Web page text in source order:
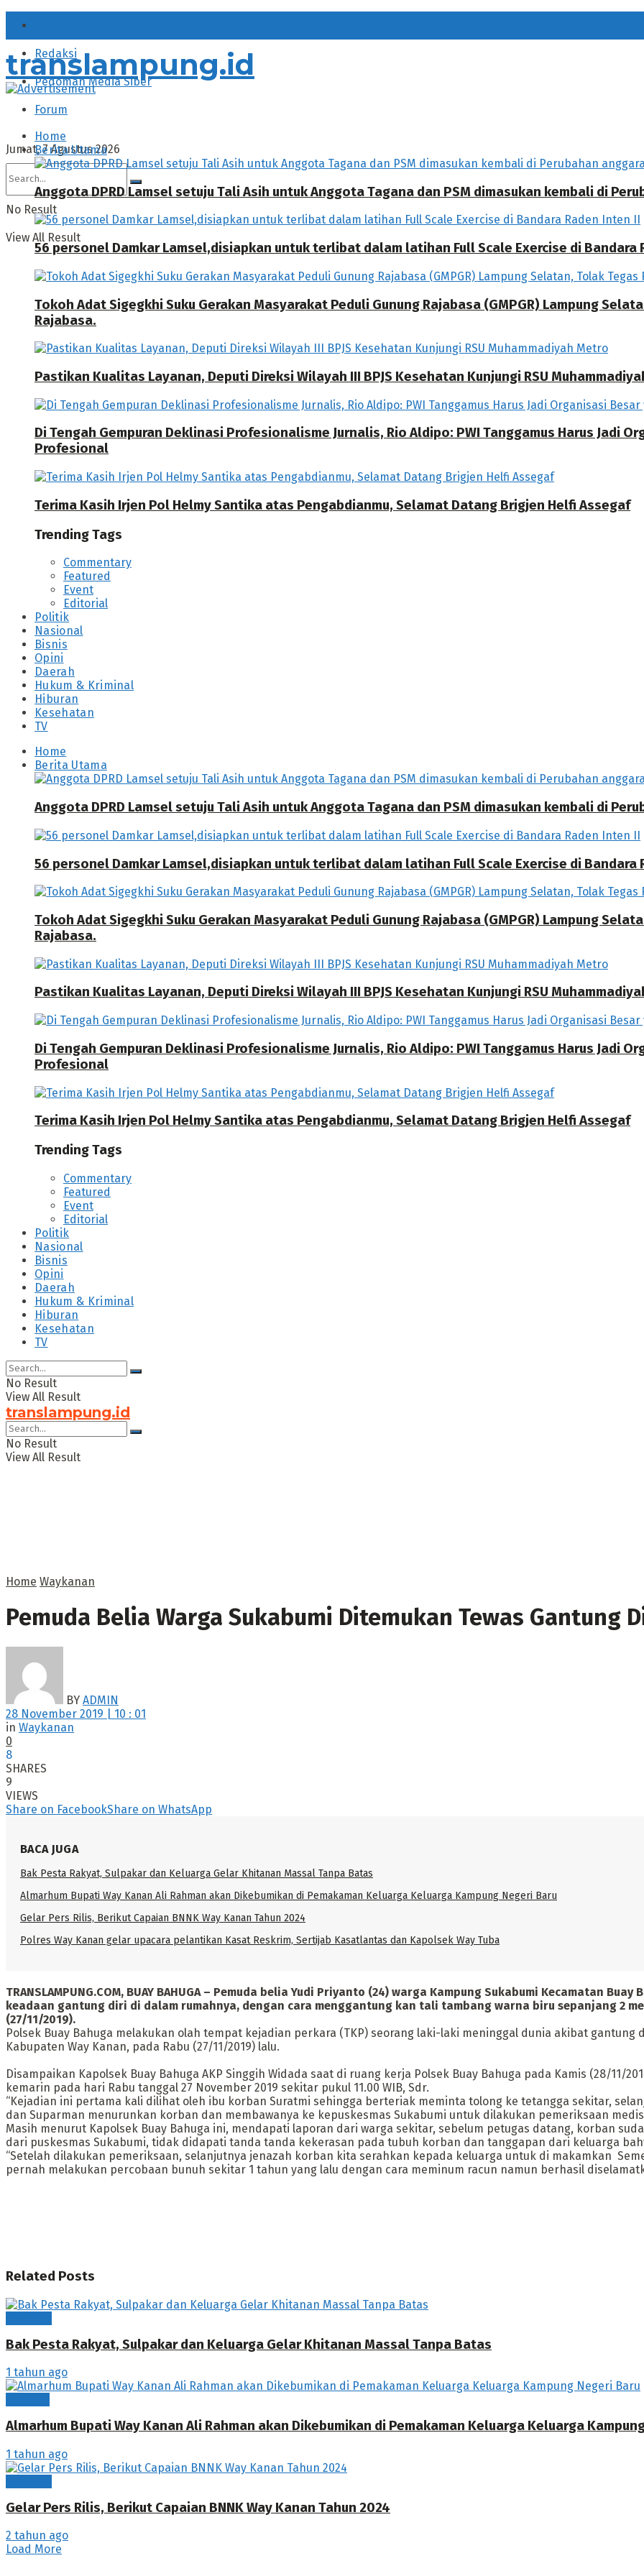
Redaksi
Pedoman Media Siber
Forum
Jumat, 7 Agustus 2026
No Result
View All Result
translampung.id
Home
Berita Utama
Anggota DPRD Lamsel setuju Tali Asih untuk Anggota Tagana dan PSM dimasukan kembali di
56 personel Damkar Lamsel,disiapkan untuk terlibat dalam latihan Full Scale Exercise di Bandara
Tokoh Adat Sigegkhi Suku Gerakan Masyarakat Peduli Gunung Rajabasa (GMPGR) Lampung
Rajabasa.
Pastikan Kualitas Layanan, Deputi Direksi Wilayah III BPJS Kesehatan Kunjungi RSU
Di Tengah Gempuran Deklinasi Profesionalisme Jurnalis, Rio Aldipo: PWI Tanggamus Harus Jadi
Profesional
Terima Kasih Irjen Pol Helmy Santika atas Pengabdianmu, Selamat Datang Brigjen Helfi Assegaf
Trending Tags
Commentary
Featured
Event
Editorial
Politik
Nasional
Bisnis
Opini
Daerah
Hukum & Kriminal
Hiburan
Kesehatan
TV
Home
Berita Utama
Anggota DPRD Lamsel setuju Tali Asih untuk Anggota Tagana dan PSM dimasukan kembali di
56 personel Damkar Lamsel,disiapkan untuk terlibat dalam latihan Full Scale Exercise di Bandara
Tokoh Adat Sigegkhi Suku Gerakan Masyarakat Peduli Gunung Rajabasa (GMPGR) Lampung
Rajabasa.
Pastikan Kualitas Layanan, Deputi Direksi Wilayah III BPJS Kesehatan Kunjungi RSU
Di Tengah Gempuran Deklinasi Profesionalisme Jurnalis, Rio Aldipo: PWI Tanggamus Harus Jadi
Profesional
Terima Kasih Irjen Pol Helmy Santika atas Pengabdianmu, Selamat Datang Brigjen Helfi Assegaf
Trending Tags
Commentary
Featured
Event
Editorial
Politik
Nasional
Bisnis
Opini
Daerah
Hukum & Kriminal
Hiburan
Kesehatan
TV
No Result
View All Result
translampung.id
No Result
View All Result
Home Waykanan
Pemuda Belia Warga Sukabumi Ditemukan Tewas Gantung
BY ADMIN
28 November 2019 | 10 : 01
in Waykanan
0
8
SHARES
9
VIEWS
Share on FacebookShare on WhatsApp
BACA JUGA
Bak Pesta Rakyat, Sulpakar dan Keluarga Gelar Khitanan Massal Tanpa Batas
Almarhum Bupati Way Kanan Ali Rahman akan Dikebumikan di Pemakaman Keluarga Keluarga Kampung Negeri Baru
Gelar Pers Rilis, Berikut Capaian BNNK Way Kanan Tahun 2024
Polres Way Kanan gelar upacara pelantikan Kasat Reskrim, Sertijab Kasatlantas dan Kapolsek Way Tuba
TRANSLAMPUNG.COM, BUAY BAHUGA – Pemuda belia Yudi Priyanto (24) warga Kampung Sukabumi Kecamatan
keadaan gantung diri di dalam rumahnya, dengan cara menggantung kan tali tambang warna biru sepanjang 2
(27/11/2019).
Polsek Buay Bahuga melakukan olah tempat kejadian perkara (TKP) seorang laki-laki meninggal dunia akibat gantung
Kabupaten Way Kanan, pada Rabu (27/11/2019) lalu.
Disampaikan Kapolsek Buay Bahuga AKP Singgih Widada saat di ruang kerja Polsek Buay Bahuga pada Kamis (28/11/
kemarin pada hari Rabu tanggal 27 November 2019 sekitar pukul 11.00 WIB, Sdr.
“Kejadian ini pertama kali dilihat oleh ibu korban Suratmi sehingga berteriak meminta tolong ke tetangga sekitar,
dan Suparman menurunkan korban dan membawanya ke kepuskesmas Sukabumi untuk dilakukan pemeriksaan
Masih menurut Kapolsek Buay Bahuga ini, mendapati laporan dari warga sekitar, sebelum petugas datang, korban
dari puskesmas Sukabumi, tidak didapati tanda tanda kekerasan pada tubuh korban dan tanggapan dari keluarga
“Setelah dilakukan pemeriksaan, selanjutnya jenazah korban kita serahkan kepada keluarga untuk di makamkan
pernah melakukan percobaan bunuh sekitar 1 tahun yang lalu dengan cara meminum racun namun berhasil
Related Posts
Bak Pesta Rakyat, Sulpakar dan Keluarga Gelar Khitanan Massal Tanpa Batas
1 tahun ago
Almarhum Bupati Way Kanan Ali Rahman akan Dikebumikan di Pemakaman Keluarga Keluarga
1 tahun ago
Gelar Pers Rilis, Berikut Capaian BNNK Way Kanan Tahun 2024
2 tahun ago
Load More